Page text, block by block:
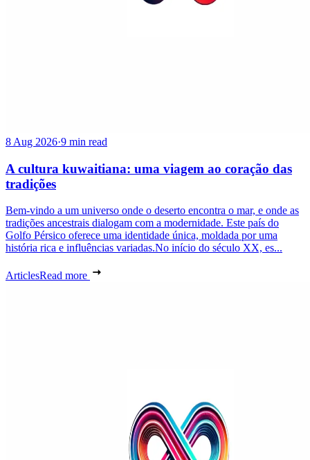
8 Aug 2026·9 min read
A cultura kuwaitiana: uma viagem ao coração das
tradições
Bem-vindo a um universo onde o deserto encontra o mar, e onde as
tradições ancestrais dialogam com a modernidade. Este país do
Golfo Pérsico oferece uma identidade única, moldada por uma
história rica e influências variadas.No início do século XX, es...
ArticlesRead more